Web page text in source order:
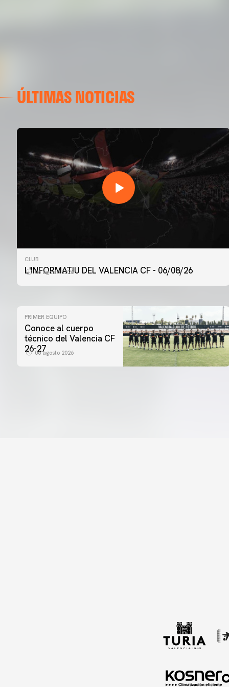
ÚLTIMAS NOTICIAS
CLUB
L'INFORMATIU DEL VALENCIA CF - 06/08/26
06 agosto 2026
PRIMER EQUIPO
Conoce al cuerpo
técnico del Valencia CF
26-27
06 agosto 2026